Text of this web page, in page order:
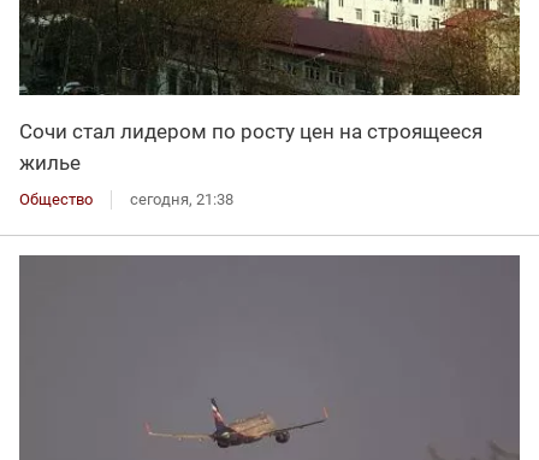
Сочи стал лидером по росту цен на строящееся
жилье
Общество сегодня, 21:38